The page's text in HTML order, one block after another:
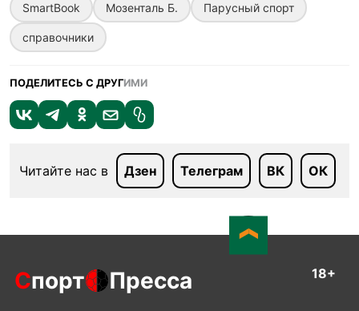
SmartBook Мозенталь Б. Парусный спорт
справочники
ПОДЕЛИТЕСЬ С ДРУГИМИ
Читайте нас в Дзен Телеграм ВК ОК
Спорт Пресса 18+